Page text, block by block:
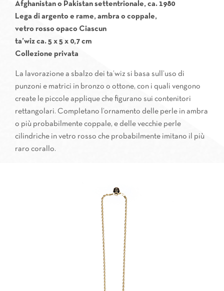
Afghanistan o Pakistan settentrionale, ca. 1980
Lega di argento e rame, ambra o coppale,
vetro rosso opaco Ciascun
ta’wiz ca. 5 x 5 x 0,7 cm
Collezione privata
La lavorazione a sbalzo dei ta’wiz si basa sull’uso di
punzoni e matrici in bronzo o ottone, con i quali vengono
create le piccole applique che figurano sui contenitori
rettangolari. Completano l’ornamento delle perle in ambra
o più probabilmente coppale, e delle vecchie perle
cilindriche in vetro rosso che probabilmente imitano il più
raro corallo.